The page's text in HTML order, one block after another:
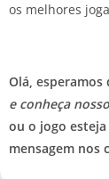
os melhores
Olá,
e conheça
ou o jogo
mensagem nos